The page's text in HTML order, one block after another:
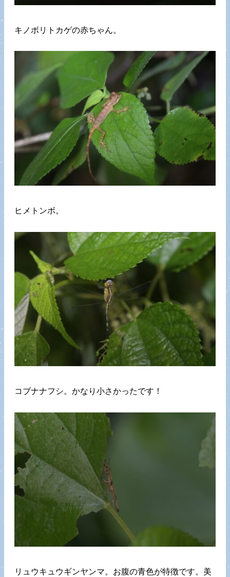
キノボリトカゲの赤ちゃん。
ヒメトンボ。
コブナナフシ。かなり小さかったです！
リュウキュウギンヤンマ。お腹の青色が特徴です。美